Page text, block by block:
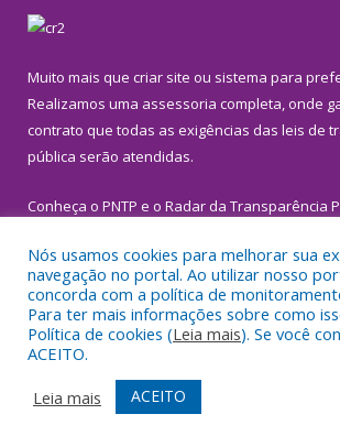
Muito mais que criar site ou sistema para
Realizamos uma assessoria completa, onde
contrato que todas as exigências das leis de
pública serão atendidas.
Conheça o PNTP e o Radar da Transparência
Todos os direitos reservados a
Inhangapi.
Mapa do Site
Acessar Área Administrativa
Acessar Webmail
Nós usamos cookies para melhorar sua
navegação no portal. Ao utilizar nosso
concorda com a política de
Para ter mais informações sobre como
Política de cookies (Leia mais). Se você
ACEITO.
Leia mais
ACEITO